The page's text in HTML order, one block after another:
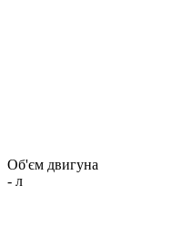
Об'єм двигуна
- л